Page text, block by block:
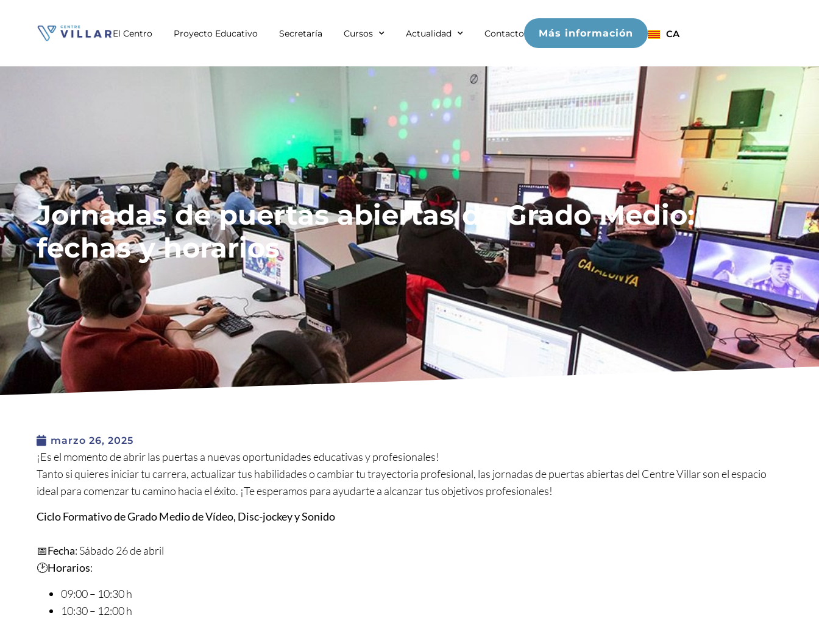
El Centro Proyecto Educativo Secretaría Cursos Actualidad Contacto Más información CA
Jornadas de puertas abiertas de Grado Medio:
fechas y horarios
marzo 26, 2025
¡Es el momento de abrir las puertas a nuevas oportunidades educativas y profesionales!
Tanto si quieres iniciar tu carrera, actualizar tus habilidades o cambiar tu trayectoria profesional, las jornadas de puertas abiertas del Centre Villar son el espacio
ideal para comenzar tu camino hacia el éxito. ¡Te esperamos para ayudarte a alcanzar tus objetivos profesionales!
Ciclo Formativo de Grado Medio de Vídeo, Disc-jockey y Sonido
📅Fecha: Sábado 26 de abril
🕑Horarios:
09:00 – 10:30 h
10:30 – 12:00 h